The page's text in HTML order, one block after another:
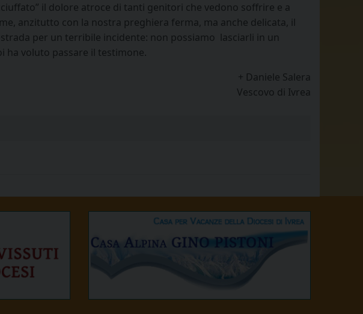
il dolore atroce di tanti genitori che vedono soffrire e a
anzitutto con la nostra preghiera ferma, ma anche delicata, il
per un terribile incidente: non possiamo lasciarli in un
ha voluto passare il testimone.
+ Daniele Salera
Vescovo di Ivrea